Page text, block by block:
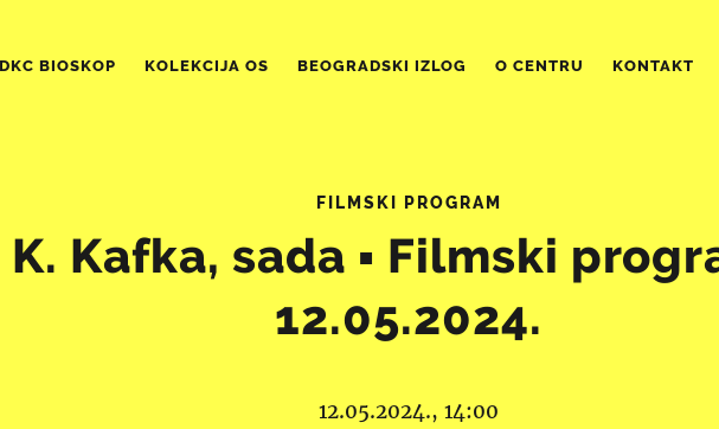
DKC BIOSKOP KOLEKCIJA OS BEOGRADSKI IZLOG O CENTRU KONTAKT
FILMSKI PROGRAM
K. Kafka, sada ▪︎ Filmski
12.05.2024.
12.05.2024., 14:00